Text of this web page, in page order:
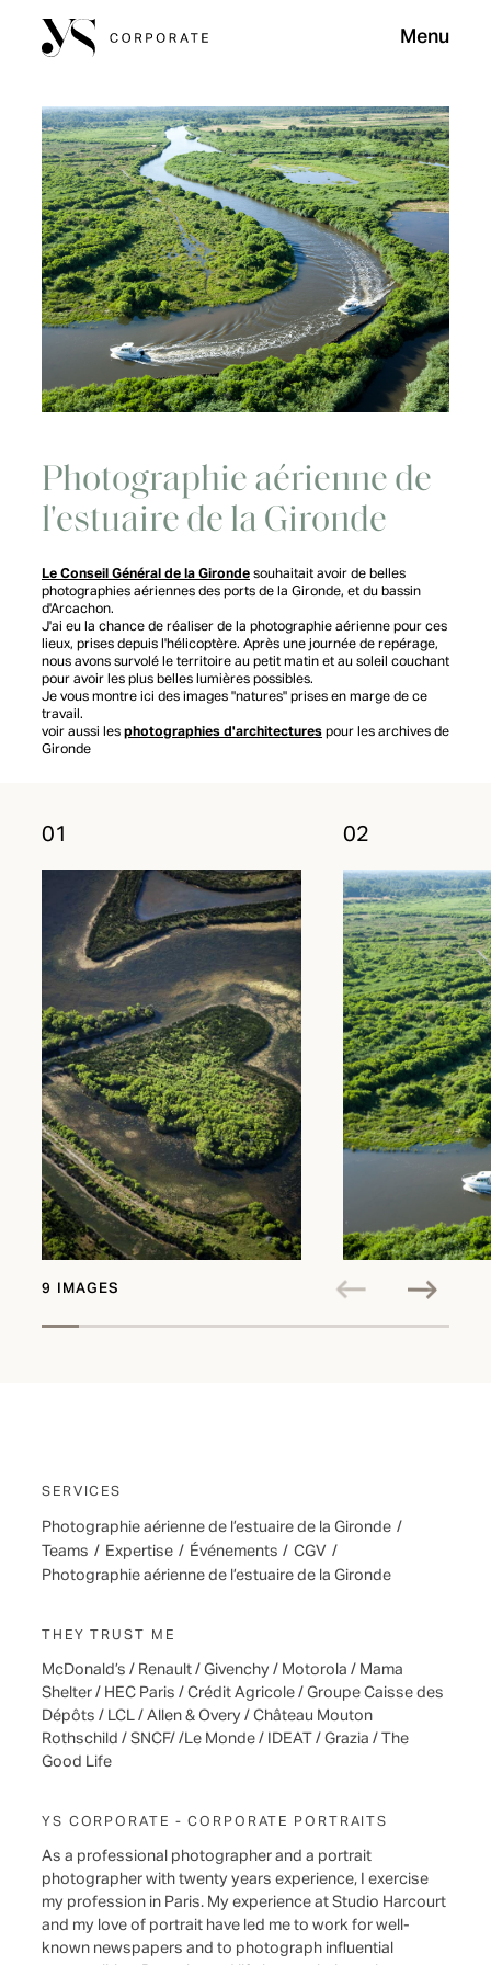
Menu
Photographie aérienne de
l'estuaire de la Gironde
Le Conseil Général de la Gironde souhaitait avoir de belles
photographies aériennes des ports de la Gironde, et du bassin
d'Arcachon.
J'ai eu la chance de réaliser de la photographie aérienne pour ces
lieux, prises depuis l'hélicoptère. Après une journée de repérage,
nous avons survolé le territoire au petit matin et au soleil couchant
pour avoir les plus belles lumières possibles.
Je vous montre ici des images "natures" prises en marge de ce
travail.
voir aussi les photographies d'architectures pour les archives de
Gironde
01 02
9 IMAGES
SERVICES
Photographie aérienne de l’estuaire de la Gironde /
Teams / Expertise / Événements / CGV /
Photographie aérienne de l’estuaire de la Gironde
THEY TRUST ME
McDonald’s / Renault / Givenchy / Motorola / Mama
Shelter / HEC Paris / Crédit Agricole / Groupe Caisse des
Dépôts / LCL / Allen & Overy / Château Mouton
Rothschild / SNCF/ /Le Monde / IDEAT / Grazia / The
Good Life
YS CORPORATE - CORPORATE PORTRAITS
As a professional photographer and a portrait
photographer with twenty years experience, I exercise
my profession in Paris. My experience at Studio Harcourt
and my love of portrait have led me to work for well-
known newspapers and to photograph influential